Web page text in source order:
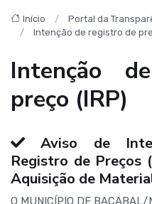
Início Portal da
Intenção de registro de
Intenção
preço (IRP)
Aviso de
Registro de Preços
Aquisição de
O MUNICÍPIO DE